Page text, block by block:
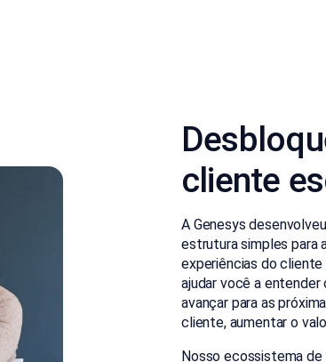
cliente
A Genesys
estrutura simples para
experiências do cliente
ajudar você a
avançar para as
cliente, aumentar o
Nosso ecossistema